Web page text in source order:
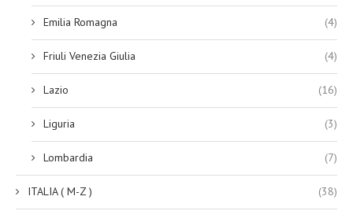
Emilia Romagna (4)
Friuli Venezia Giulia (4)
Lazio (16)
Liguria (3)
Lombardia (7)
ITALIA ( M-Z ) (38)